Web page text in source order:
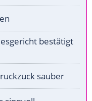
bestätigt
sauber